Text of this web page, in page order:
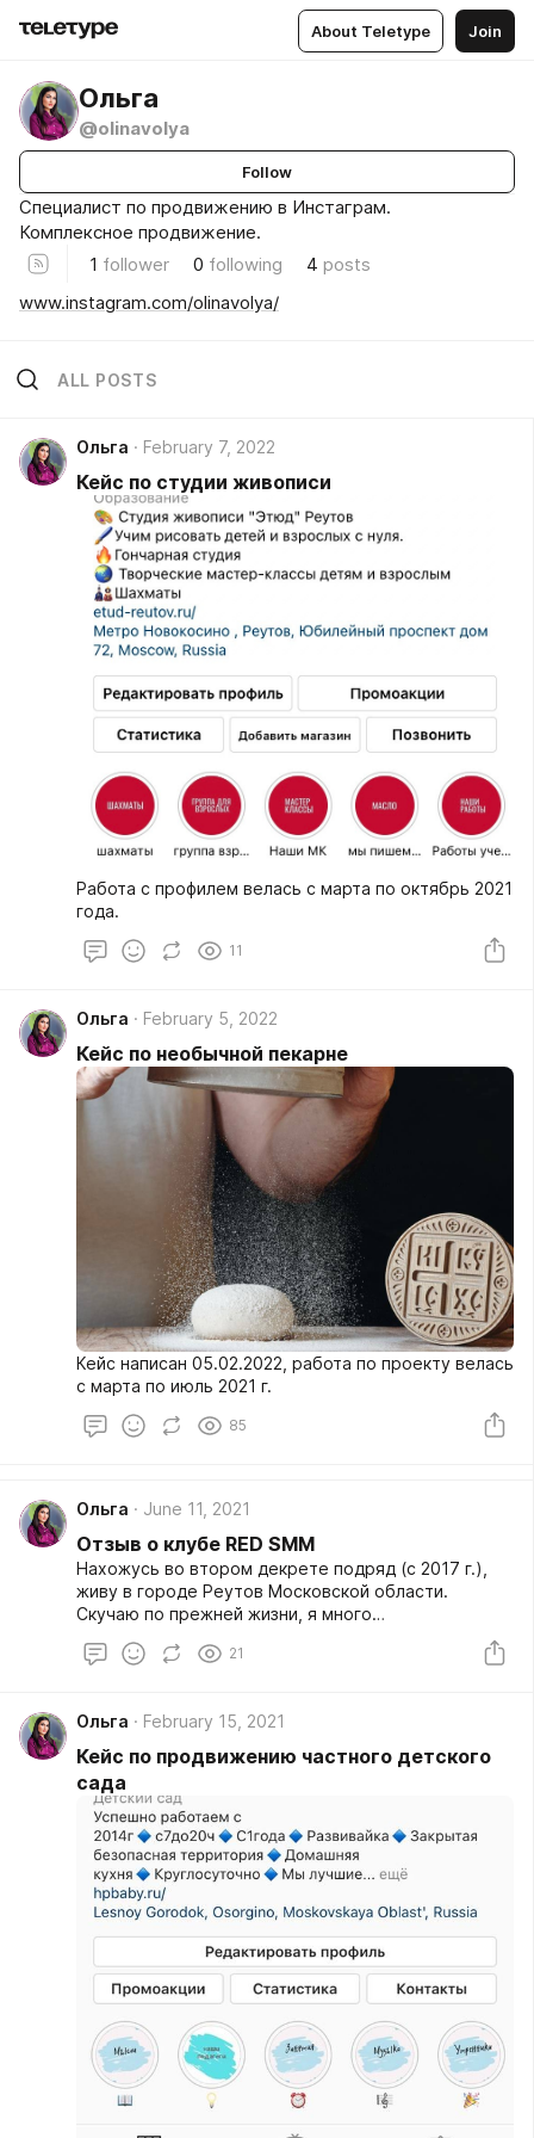
About Teletype Join
Ольга
@olinavolya
Follow
Специалист по продвижению в Инстаграм.
Комплексное продвижение.
1 follower 0 following 4 posts
www.instagram.com/olinavolya/
ALL POSTS
Ольга February 7, 2022
Кейс по студии живописи
Работа с профилем велась с марта по октябрь 2021
года.
11
Ольга February 5, 2022
Кейс по необычной пекарне
Кейс написан 05.02.2022, работа по проекту велась
с марта по июль 2021 г.
85
Ольга June 11, 2021
Отзыв о клубе RED SMM
Нахожусь во втором декрете подряд (с 2017 г.),
живу в городе Реутов Московской области.
Скучаю по прежней жизни, я много
музыки, кроме того у меня много хобби -
времени. И еще есть мечта - зимовать в тепле.
21
Ольга February 15, 2021
Кейс по продвижению частного детского
сада